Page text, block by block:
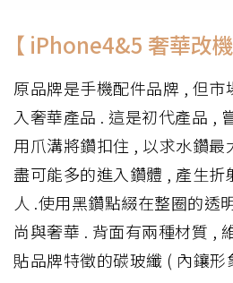
【 iPhone4&5 奢華改機
原品牌是手機配件品牌 , 但
入奢華產品 . 這是初代產品 ,
用爪溝將鑽扣住 , 以求水鑽最
盡可能多的進入鑽體 , 產生折
人 .使用黑鑽點綴在整圈的透
尚與奢華 . 背面有兩種材質 ,
貼品牌特徵的碳玻纖 ( 內鑲形